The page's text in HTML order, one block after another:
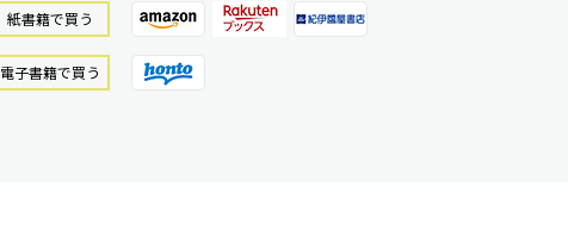
紙書籍で買う
電⼦書籍で買う